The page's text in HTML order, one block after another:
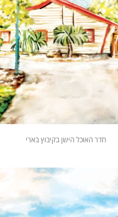
חדר האוכל הישן בקיבוץ בארי